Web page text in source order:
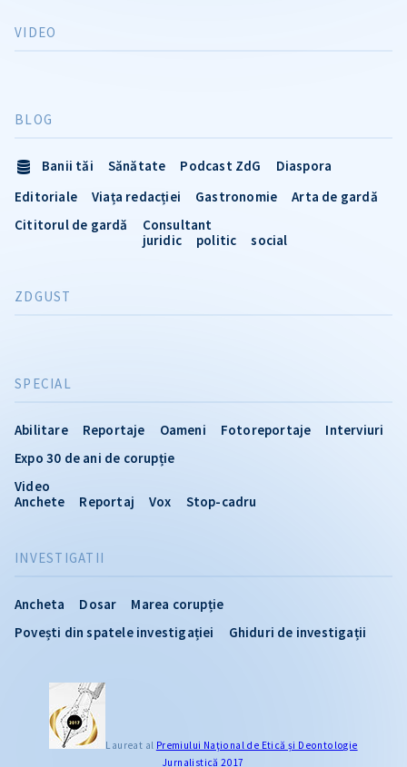
INVESTIGATII
Ancheta Dosar
Marea corupție
Povești din spatele investigației
Ghiduri de investigații
VIDEO
SPECIAL
Abilitare Reportaje Oameni Fotoreportaje
Interviuri
Expo 30 de ani de corupție
Video
Anchete
Reportaj Vox Stop-cadru
BLOG
Banii tăi Sănătate Podcast ZdG
Diaspora
Editoriale
Viața redacției Gastronomie
Arta de gardă
Cititorul de gardă
Consultant
juridic
politic social
ZDGUST
Laureat al Premiului Naţional de Etică și Deontologie
Jurnalistică 2017